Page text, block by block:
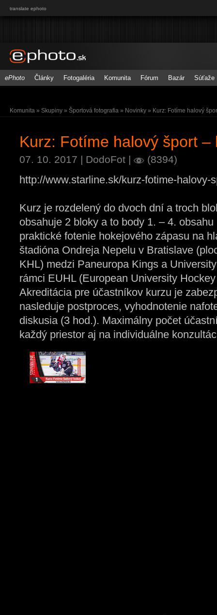
translate ephoto
ePhoto Články Fotogaléria Komunita Fórum Bazár Súťaže
Komunita » Skupiny » Športová fotografia » Novinky » Kurz: Fotíme halový
Kurz: Fotíme halový šport –
07. 10. 2017 | DodoFot | (8394)
http://www.starline.sk/kurz-fotime-halovy-
Kurz je rozdelený do dvoch dní a troch
obsahuje 2 bloky a to body 1. – 4.
praktické fotenie hokejového zápasu na
štadióna Ondreja Nepelu v Bratislave
KHL) medzi Paneuropa Kings a
rámci EUHL (European University
Akreditácia pre účastníkov kurzu je
nasleduje postproces, vyhodnotenie
diskusia (3 hod.). Maximálny počet
každý priestor aj na individuálne